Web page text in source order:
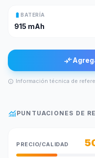
battery_full BATERÍA
915 mAh
compare_arrows
info Información técnica de
monitoring PUNTUACIONES DE
PRECIO/CALIDAD